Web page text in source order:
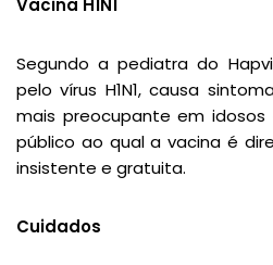
Vacina H1N1
Segundo a pediatra do
pelo vírus H1N1, causa
mais preocupante em
público ao qual a vacina é
insistente e gratuita.
Cuidados